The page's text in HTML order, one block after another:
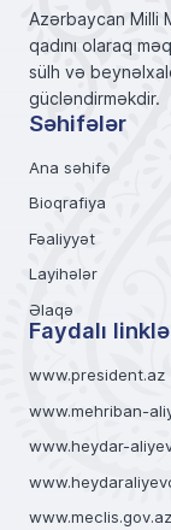
Azərbaycan Milli
qadını olaraq
sülh və
gücləndirməkdir.
Səhifələr
Ana səhifə
Bioqrafiya
Fəaliyyət
Layihələr
Əlaqə
Faydalı
www.president.az
www.mehriban-
www.heydar-
www.meclis.gov.az